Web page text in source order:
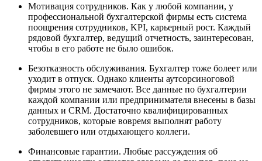
Мотивация сотрудников. Как у любой компании, у
профессиональной бухгалтерской фирмы есть система
поощрения сотрудников, KPI, карьерный рост. Каждый
рядовой бухгалтер, ведущий отчетность, заинтересован,
чтобы в его работе не было ошибок.
Безотказность обслуживания. Бухгалтер тоже болеет или
уходит в отпуск. Однако клиенты аутсорсиноговой
фирмы этого не замечают. Все данные по бухгалтерии
каждой компании или предпринимателя внесены в базы
данных и CRM. Достаточно квалифицированных
сотрудников, которые вовремя выполнят работу
заболевшего или отдыхающего коллеги.
Финансовые гарантии. Любые рассуждения об